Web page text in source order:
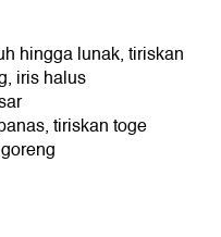
hingga lunak, tiriskan
iris halus
tiriskan toge